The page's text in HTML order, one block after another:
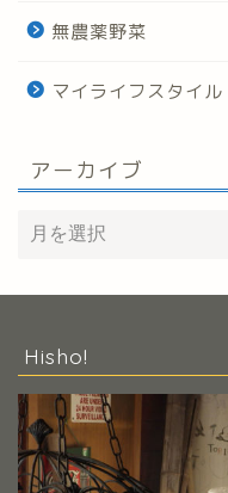
無農薬野菜
マイライフスタイル
アーカイブ
Hisho!